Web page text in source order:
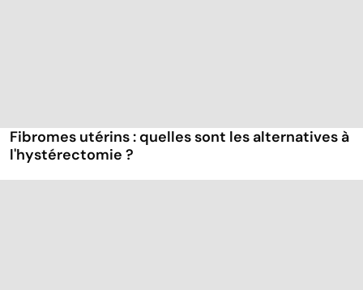
Fibromes utérins : quelles sont les alternatives à
l'hystérectomie ?